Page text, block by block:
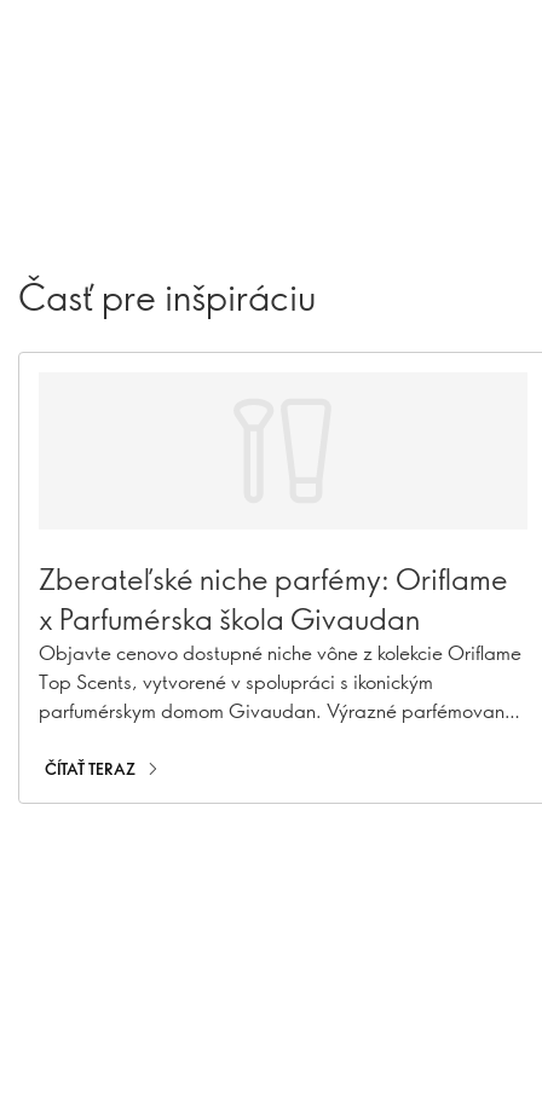
Časť pre inšpiráciu
Zberateľské niche parfémy: Oriflame
x Parfumérska škola Givaudan
Objavte cenovo dostupné niche vône z kolekcie Oriflame
Top Scents, vytvorené v spolupráci s ikonickým
parfumérskym domom Givaudan. Výrazné parfémované
ČÍTAŤ TERAZ